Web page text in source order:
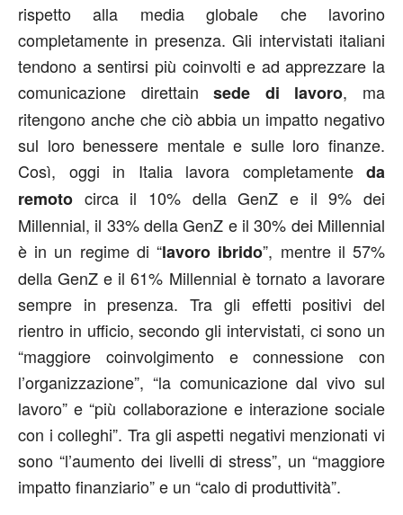
rispetto alla media globale che lavorino
completamente in presenza. Gli intervistati italiani
tendono a sentirsi più coinvolti e ad apprezzare la
comunicazione direttainsede di lavoro, ma
ritengono anche che ciò abbia un impatto negativo
sul loro benessere mentale e sulle loro finanze.
Così, oggi in Italia lavora completamente da
remoto circa il 10% della GenZ e il 9% dei
Millennial, il 33% della GenZ e il 30% dei Millennial
è in un regime di “lavoro ibrido”, mentre il 57%
della GenZ e il 61% Millennial è tornato a lavorare
sempre in presenza. Tra gli effetti positivi del
rientro in ufficio, secondo gli intervistati, ci sono un
“maggiore coinvolgimento e connessione con
l’organizzazione”, “la comunicazione dal vivo sul
lavoro” e “più collaborazione e interazione sociale
con i colleghi”. Tra gli aspetti negativi menzionati vi
sono “l’aumento dei livelli di stress”, un “maggiore
impatto finanziario” e un “calo di produttività”.